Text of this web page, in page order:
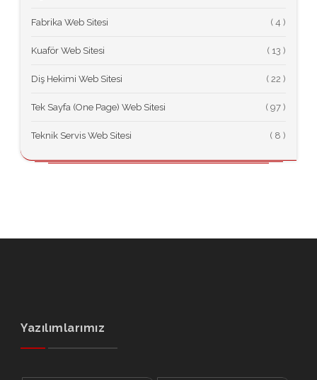
Fabrika Web Sitesi (
Kuaför Web Sitesi (
Diş Hekimi Web Sitesi (
Tek Sayfa (One Page) Web Sitesi (
Teknik Servis Web Sitesi (
Yazılımlarımız